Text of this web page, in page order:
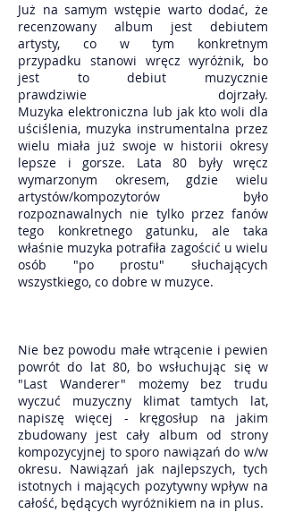
Już na samym wstępie warto dodać, że
recenzowany album jest debiutem
artysty, co w tym konkretnym
przypadku stanowi wręcz wyróżnik, bo
jest to debiut muzycznie
prawdziwie dojrzały.
Muzyka elektroniczna lub jak kto woli dla
uściślenia, muzyka instrumentalna przez
wielu miała już swoje w historii okresy
lepsze i gorsze. Lata 80 były wręcz
wymarzonym okresem, gdzie wielu
artystów/kompozytorów było
rozpoznawalnych nie tylko przez fanów
tego konkretnego gatunku, ale taka
właśnie muzyka potrafiła zagościć u wielu
osób "po prostu" słuchających
wszystkiego, co dobre w muzyce.
Nie bez powodu małe wtrącenie i pewien
powrót do lat 80, bo wsłuchując się w
"Last Wanderer" możemy bez trudu
wyczuć muzyczny klimat tamtych lat,
napiszę więcej - kręgosłup na jakim
zbudowany jest cały album od strony
kompozycyjnej to sporo nawiązań do w/w
okresu. Nawiązań jak najlepszych, tych
istotnych i mających pozytywny wpływ na
całość, będących wyróżnikiem na in plus.